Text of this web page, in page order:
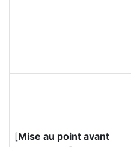
[Mise au point avant